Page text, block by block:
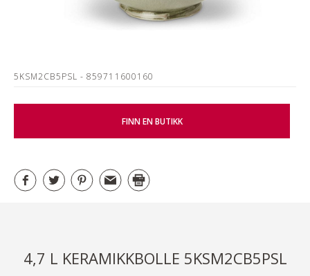
5KSM2CB5PSL - 859711600160
FINN EN BUTIKK
4,7 L KERAMIKKBOLLE 5KSM2CB5PSL